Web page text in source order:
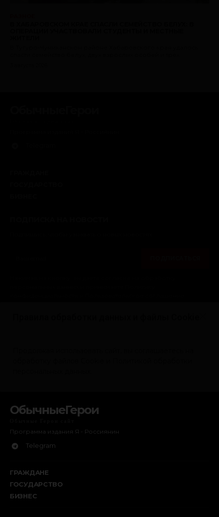
ОбычныеГерои
Программа издания Я - Россиянин
Telegram
ГРАЖДАНЕ
ГОСУДАРСТВО
БИЗНЕС